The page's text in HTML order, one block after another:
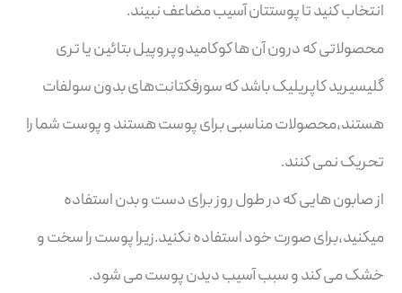
انتخاب کنید تا پوستتان آسیب مضاعف نبیند.
محصولاتی که درون آن ها کوکامیدوپروپیل بتائین یا تری
گلیسیرید کاپریلیک باشد که سورفکتانت‌های بدون سولفات
هستند،محصولات مناسبی برای پوست هستند و پوست شما را
تحریک نمی کنند.
از صابون هایی که در طول روز برای دست و بدن استفاده
میکنید،برای صورت خود استفاده نکنید.زیرا پوست را سخت و
خشک می کند و سبب آسیب دیدن پوست می شود.